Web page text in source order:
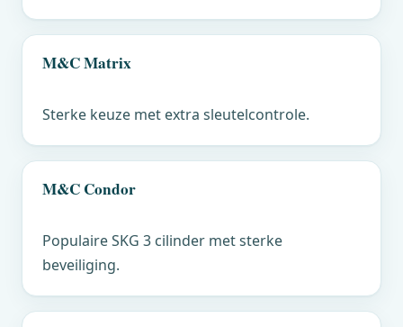
M&CMatrix
Sterke keuze met extra sleutelcontrole.
M&C Condor
Populaire SKG 3 cilinder met sterke
beveiliging.